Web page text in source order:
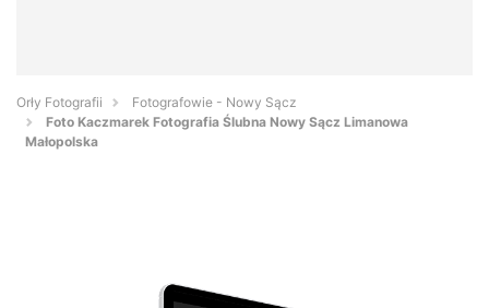
Orły Fotografii
Fotografowie - Nowy Sącz
Foto Kaczmarek Fotografia Ślubna Nowy Sącz Limanowa
Małopolska